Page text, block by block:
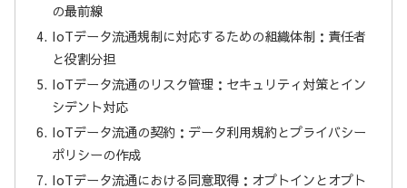
の最前線
IoTデータ流通規制に対応するための組織体制：責任者
と役割分担
IoTデータ流通のリスク管理：セキュリティ対策とイン
シデント対応
IoTデータ流通の契約：データ利用規約とプライバシー
ポリシーの作成
IoTデータ流通における同意取得：オプトインとオプト